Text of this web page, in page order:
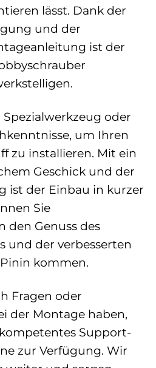
lässt. Dank der
und der
ist der
oder
um Ihren
zu installieren. Mit ein
Geschick und der
ist der Einbau in kurzer
Sie
den Genuss des
und der verbesserten
kommen.
Fragen oder
der Montage haben,
Support-
zur Verfügung. Wir